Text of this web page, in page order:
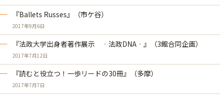
『Ballets Russes』（市ケ谷）
2017年9月6日
『法政大学出身者著作展示 ‐法政DNA‐』（3館合同企画）
2017年7月12日
『読むと役立つ！一歩リードの30冊』（多摩）
2017年7月7日